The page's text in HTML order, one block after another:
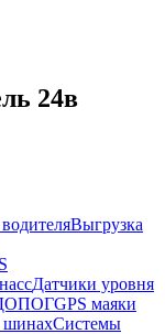
24в
Выгрузка
Датчики уровня
GPS маяки
шинахСистемы